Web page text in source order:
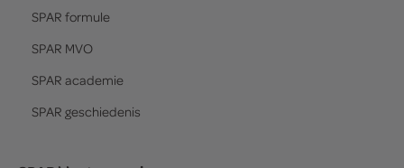
SPAR formule
SPAR MVO
SPAR academie
SPAR geschiedenis